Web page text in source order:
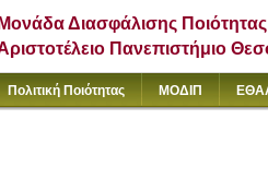
Μονάδα Διασφάλισης Ποιότητας
Πανεπιστήμιο
Πολιτική Ποιότητας ΜΟΔΙΠ